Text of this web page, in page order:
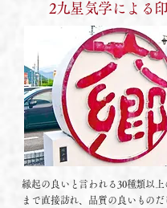
2九星気学による
縁起の良いと言われる30種類以
まで直接訪れ、品質の良いもの